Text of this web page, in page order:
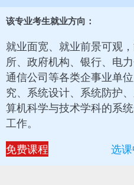
该专业考生就业方向：
就业面宽、就业前景可观
所、政府机构、银行、电
通信公司等各类企事业单
究、系统设计、系统防护
算机科学与技术学科的系
工作。
免费课程
选